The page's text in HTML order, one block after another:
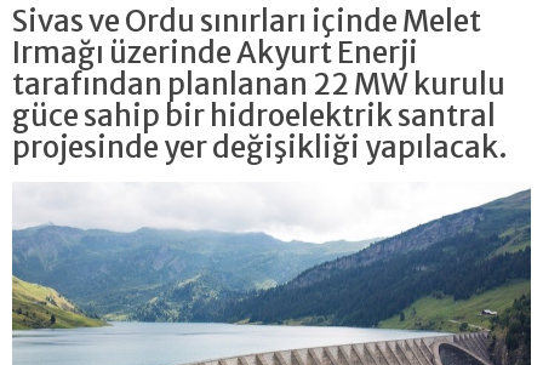
Sivas ve Ordu sınırları içinde Melet
Irmağı üzerinde Akyurt Enerji
tarafından planlanan 22 MW kurulu
güce sahip bir hidroelektrik santral
projesinde yer değişikliği yapılacak.